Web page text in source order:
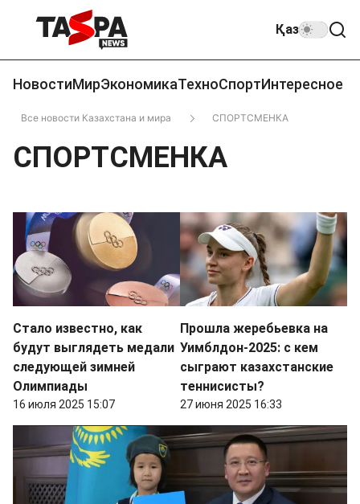
Қаз
НовостиМирЭкономикаТехноСпортИнтересное
Все новости Казахстана и мира СПОРТСМЕНКА
СПОРТСМЕНКА
Стало известно, как
будут выглядеть медали
следующей зимней
Олимпиады
16 июля 2025 15:07
Прошла жеребьевка на
Уимблдон-2025: с кем
сыграют казахстанские
теннисисты?
27 июня 2025 16:33